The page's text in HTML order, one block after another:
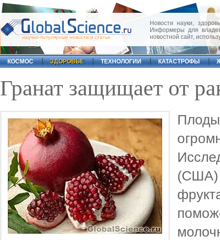
научно-популярные новости и статьи
Новости науки,
Информеры для
новостной сайт,
КОСМОС ЗДОРОВЬЕ ТЕХНОЛОГИИ КАТАСТРОФЫ
Гранат защищает от
(США)